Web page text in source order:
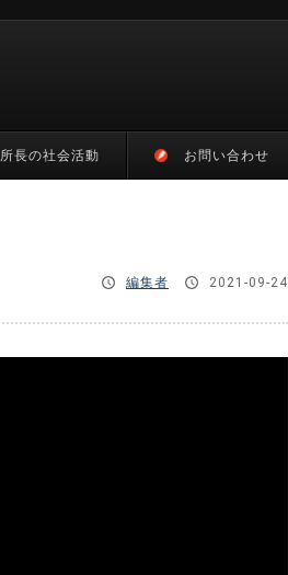
所長の社会活動 お問い合わせ
編集者 2021-09-24